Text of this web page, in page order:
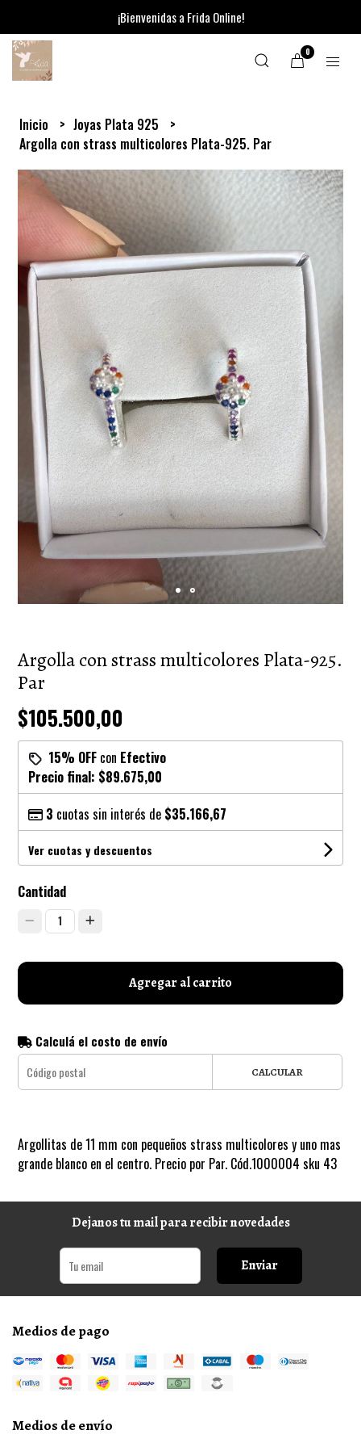
¡Bienvenidas a Frida Online!
0
Inicio
Joyas Plata 925
Argolla con strass multicolores Plata-925. Par
Argolla con strass multicolores Plata-925.
Par
$105.500,00
15% OFF con Efectivo
Precio final: $89.675,00
3 cuotas sin interés de $35.166,67
Ver cuotas y descuentos
Cantidad
1
Agregar al carrito
Calculá el costo de envío
CALCULAR
Argollitas de 11 mm con pequeños strass multicolores y uno mas
grande blanco en el centro. Precio por Par. Cód.1000004 sku 43
Dejanos tu mail para recibir novedades
Enviar
Medios de pago
Medios de envío